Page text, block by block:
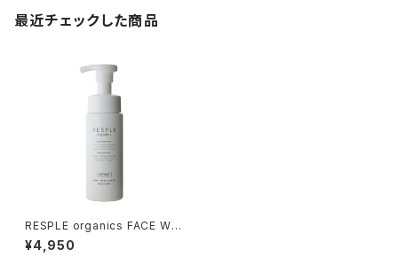
最近チェックした商品
RESPLE organics FACE WA
SH 200ml
¥4,950